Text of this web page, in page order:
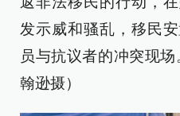
发示威和骚乱，移民
员与抗议者的冲突现
翰逊摄）